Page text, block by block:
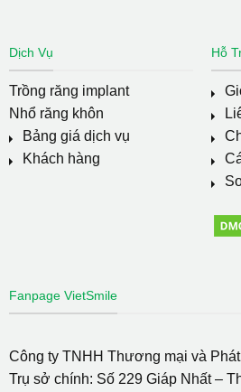
Dịch Vụ
Trồng răng implant
Nhổ răng khôn
Bảng giá dịch vụ
Khách hàng
Hỗ
Fanpage VietSmile
Công ty TNHH Thương mại và
Trụ sở chính: Số 229 Giáp Nhất –